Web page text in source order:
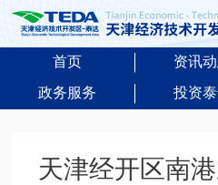
首页 资讯
政务服务
投资
天津经开区南